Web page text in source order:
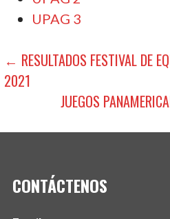
UPAG 3
← RESULTADOS FESTIVAL DE
2021
JUEGOS
CONTÁCTENOS